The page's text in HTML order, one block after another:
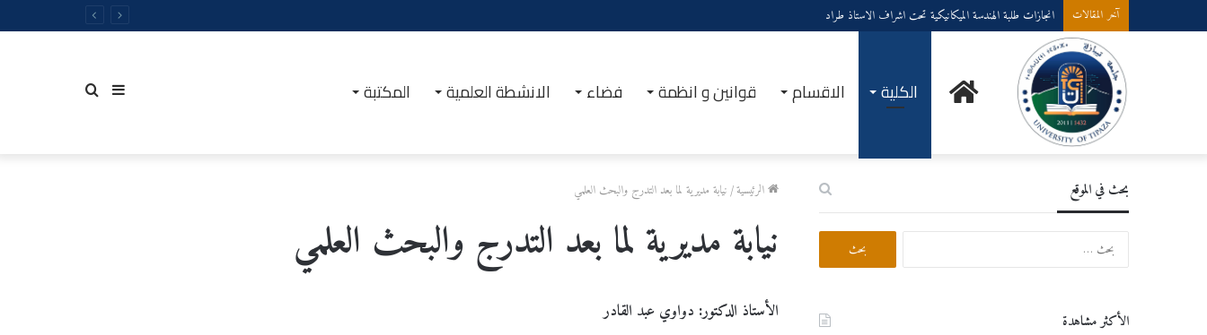
آخر المقالات انجازات طلبة الهندسة الميكانيكية تحت اشراف الاستاذ طراد
الرئيسيةالكلية الاقسام قوانين و انظمة فضاء الانشطة العلمية المكتبة بحثإضافة
الرئيسية/نيابة مديرية لما بعد التدرج والبحث العلمي
نيابة مديرية لما بعد التدرج والبحث العلمي
الأستاذ الدكتور: دواوي عبد القادر
بحث في الموقع
البحث
الأكثر مشاهدة